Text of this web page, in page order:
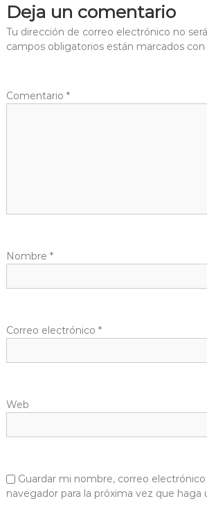
t
r
d
Deja un comentario
Tu dirección de correo electrónico no
campos obligatorios están marcados con
Comentario *
Nombre *
Correo electrónico *
Web
Guardar mi nombre, correo
navegador para la próxima vez que haga